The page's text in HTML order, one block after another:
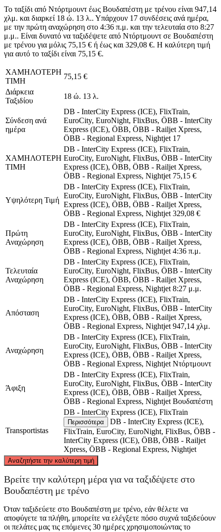
Το ταξίδι από Ντόρτμουντ έως Βουδαπέστη με τρένου είναι 947,14
χλμ. και διαρκεί 18 ώ. 13 λ.. Υπάρχουν 17 συνδέσεις ανά ημέρα,
με την πρώτη αναχώρηση στο 4:36 π.μ. και την τελευταία στο 8:27
μ.μ.. Είναι δυνατό να ταξιδέψετε από Ντόρτμουντ σε Βουδαπέστη
με τρένου για μόλις 75,15 € ή έως και 329,08 €. Η καλύτερη τιμή
για αυτό το ταξίδι είναι 75,15 €.
ΧΑΜΗΛΟΤΕΡΗ
ΤΙΜΗ
75,15 €
Διάρκεια
Ταξιδίου
18 ώ. 13 λ.
Σύνδεση ανά
ημέρα
DB - InterCity Express (ICE), FlixTrain,
EuroCity, EuroNight, FlixBus, ÖBB - InterCity
Express (ICE), ÖBB, ÖBB - Railjet Xpress,
ÖBB - Regional Express, Nightjet 17
ΧΑΜΗΛΟΤΕΡΗ
ΤΙΜΗ
DB - InterCity Express (ICE), FlixTrain,
EuroCity, EuroNight, FlixBus, ÖBB - InterCity
Express (ICE), ÖBB, ÖBB - Railjet Xpress,
ÖBB - Regional Express, Nightjet 75,15 €
Υψηλότερη Τιμή
DB - InterCity Express (ICE), FlixTrain,
EuroCity, EuroNight, FlixBus, ÖBB - InterCity
Express (ICE), ÖBB, ÖBB - Railjet Xpress,
ÖBB - Regional Express, Nightjet 329,08 €
Πρώτη
Αναχώρηση
DB - InterCity Express (ICE), FlixTrain,
EuroCity, EuroNight, FlixBus, ÖBB - InterCity
Express (ICE), ÖBB, ÖBB - Railjet Xpress,
ÖBB - Regional Express, Nightjet 4:36 π.μ.
Τελευταία
Αναχώρηση
DB - InterCity Express (ICE), FlixTrain,
EuroCity, EuroNight, FlixBus, ÖBB - InterCity
Express (ICE), ÖBB, ÖBB - Railjet Xpress,
ÖBB - Regional Express, Nightjet 8:27 μ.μ.
Απόσταση
DB - InterCity Express (ICE), FlixTrain,
EuroCity, EuroNight, FlixBus, ÖBB - InterCity
Express (ICE), ÖBB, ÖBB - Railjet Xpress,
ÖBB - Regional Express, Nightjet 947,14 χλμ.
Αναχώρηση
DB - InterCity Express (ICE), FlixTrain,
EuroCity, EuroNight, FlixBus, ÖBB - InterCity
Express (ICE), ÖBB, ÖBB - Railjet Xpress,
ÖBB - Regional Express, Nightjet Ντόρτμουντ
Άφιξη
DB - InterCity Express (ICE), FlixTrain,
EuroCity, EuroNight, FlixBus, ÖBB - InterCity
Express (ICE), ÖBB, ÖBB - Railjet Xpress,
ÖBB - Regional Express, Nightjet Βουδαπέστη
Transportistas
DB - InterCity Express (ICE), FlixTrain
Περισσότερα
DB - InterCity Express (ICE),
FlixTrain, EuroCity, EuroNight, FlixBus, ÖBB -
InterCity Express (ICE), ÖBB, ÖBB - Railjet
Xpress, ÖBB - Regional Express, Nightjet
Αναζητήστε την καλύτερη τιμή
Dortmund
©CARTO, © OpenStreetMap contributors
Βρείτε την καλύτερη μέρα για να ταξιδέψετε στο
Βουδαπέστη με τρένο
Όταν ταξιδεύετε στο Βουδαπέστη με τρένο, εάν θέλετε να
αποφύγετε τα πλήθη, μπορείτε να ελέγξετε πόσο συχνά ταξιδεύουν
οι πελάτες μας τις επόμενες 30 ημέρες χρησιμοποιώντας το